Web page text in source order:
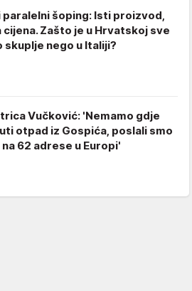
paralelni šoping: Isti proizvod,
cijena. Zašto je u Hrvatskoj sve
skuplje nego u Italiji?
Vučković: 'Nemamo gdje
otpad iz Gospića, poslali smo
62 adrese u Europi'